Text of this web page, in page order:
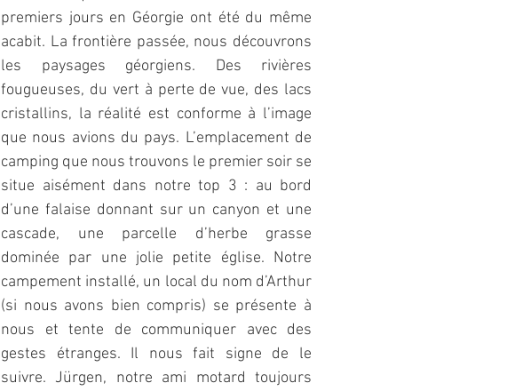
premiers jours en Géorgie ont été du même
acabit. La frontière passée, nous découvrons
les paysages géorgiens. Des rivières
fougueuses, du vert à perte de vue, des lacs
cristallins, la réalité est conforme à l’image
que nous avions du pays. L’emplacement de
camping que nous trouvons le premier soir se
situe aisément dans notre top 3 : au bord
d’une falaise donnant sur un canyon et une
cascade, une parcelle d’herbe grasse
dominée par une jolie petite église. Notre
campement installé, un local du nom d’Arthur
(si nous avons bien compris) se présente à
nous et tente de communiquer avec des
gestes étranges. Il nous fait signe de le
suivre. Jürgen, notre ami motard toujours